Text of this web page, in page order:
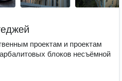
проектам и проектам
блоков несъёмной